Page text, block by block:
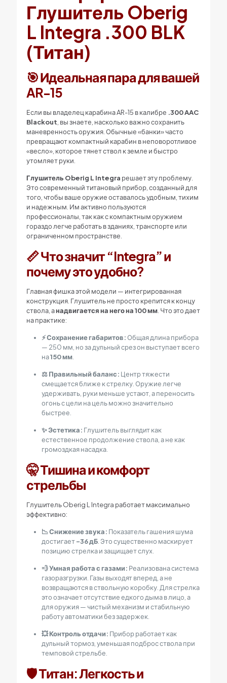
Глушитель Oberig
L Integra .300 BLK
(Титан)
🎯 Идеальная пара для вашей
AR-15
Если вы владелец карабина AR-15 в калибре .300 AAC
Blackout , вы знаете, насколько важно сохранить
маневренность оружия. Обычные «банки» часто
превращают компактный карабин в неповоротливое
«весло», которое тянет ствол к земле и быстро
утомляет руки.
Глушитель Oberig L Integra решает эту проблему.
Это современный титановый прибор, созданный для
того, чтобы ваше оружие оставалось удобным, тихим
и надежным. Им активно пользуются
профессионалы, так как с компактным оружием
гораздо легче работать в зданиях, транспорте или
ограниченном пространстве.
📏 Что значит “Integra” и
почему это удобно?
Главная фишка этой модели — интегрированная
конструкция. Глушитель не просто крепится к концу
ствола, анадвигается на него на 100 мм. Что это дает
на практике:
⚡ Сохранение габаритов:Общая длина прибора
— 250 мм, но за дульный срез он выступает всего
на150 мм.
⚖️ Правильный баланс: Центр тяжести
смещается ближе к стрелку. Оружие легче
удерживать, руки меньше устают, а переносить
огонь с цели на цель можно значительно
быстрее.
✨ Эстетика: Глушитель выглядит как
естественное продолжение ствола, а не как
громоздкая насадка.
🤫 Тишина и комфорт
стрельбы
Глушитель Oberig L Integra работает максимально
эффективно:
📉 Снижение звука: Показатель гашения шума
достигает-36 дБ. Это существенно маскирует
позицию стрелка и защищает слух.
💨 Умная работа с газами: Реализована система
газоразгрузки. Газы выходят вперед, а не
возвращаются в ствольную коробку. Для стрелка
это означает отсутствие едкого дыма в лицо, а
для оружия — чистый механизм и стабильную
работу автоматики без задержек.
💥 Контроль отдачи: Прибор работает как
дульный тормоз, уменьшая подброс ствола при
темповой стрельбе.
🛡️ Титан: Легкость и